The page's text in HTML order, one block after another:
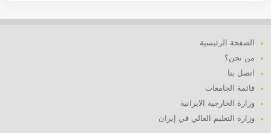
الصفحة الرئيسية
من نحن؟
اتصل بنا
قائمة الجامعات
وزارة الخارجية الايرانية
وزارة التعليم العالي في إيران